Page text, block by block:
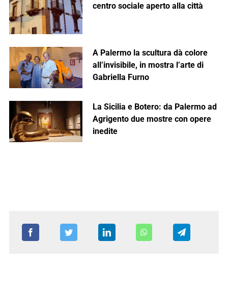
centro sociale aperto alla città
A Palermo la scultura dà colore
all’invisibile, in mostra l’arte di
Gabriella Furno
La Sicilia e Botero: da Palermo ad
Agrigento due mostre con opere
inedite